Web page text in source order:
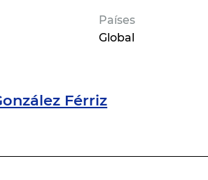
Países
Global
Férriz